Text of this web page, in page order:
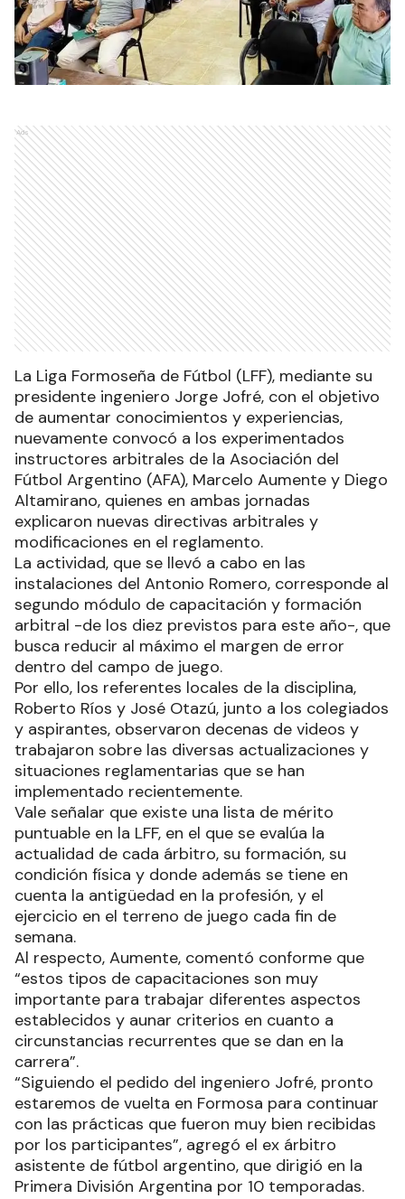
Ads
La Liga Formoseña de Fútbol (LFF), mediante su
presidente ingeniero Jorge Jofré, con el objetivo
de aumentar conocimientos y experiencias,
nuevamente convocó a los experimentados
instructores arbitrales de la Asociación del
Fútbol Argentino (AFA), Marcelo Aumente y Diego
Altamirano, quienes en ambas jornadas
explicaron nuevas directivas arbitrales y
modificaciones en el reglamento.
La actividad, que se llevó a cabo en las
instalaciones del Antonio Romero, corresponde al
segundo módulo de capacitación y formación
arbitral -de los diez previstos para este año-, que
busca reducir al máximo el margen de error
dentro del campo de juego.
Por ello, los referentes locales de la disciplina,
Roberto Ríos y José Otazú, junto a los colegiados
y aspirantes, observaron decenas de videos y
trabajaron sobre las diversas actualizaciones y
situaciones reglamentarias que se han
implementado recientemente.
Vale señalar que existe una lista de mérito
puntuable en la LFF, en el que se evalúa la
actualidad de cada árbitro, su formación, su
condición física y donde además se tiene en
cuenta la antigüedad en la profesión, y el
ejercicio en el terreno de juego cada fin de
semana.
Al respecto, Aumente, comentó conforme que
“estos tipos de capacitaciones son muy
importante para trabajar diferentes aspectos
establecidos y aunar criterios en cuanto a
circunstancias recurrentes que se dan en la
carrera”.
“Siguiendo el pedido del ingeniero Jofré, pronto
estaremos de vuelta en Formosa para continuar
con las prácticas que fueron muy bien recibidas
por los participantes”, agregó el ex árbitro
asistente de fútbol argentino, que dirigió en la
Primera División Argentina por 10 temporadas.